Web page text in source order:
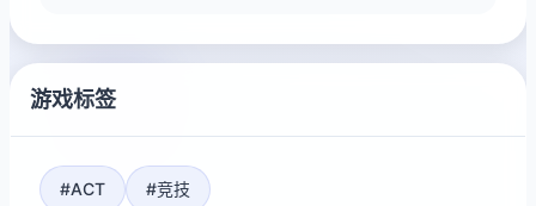
游戏标签
#ACT #竞技